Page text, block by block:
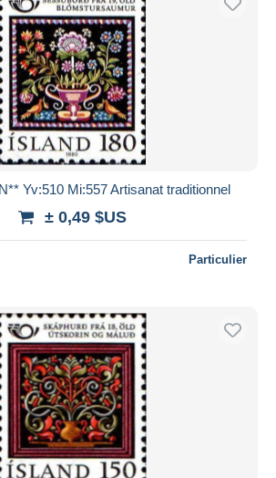
Yv:510 Mi:557 Artisanat traditionnel
± 0,49 $US
Particulier